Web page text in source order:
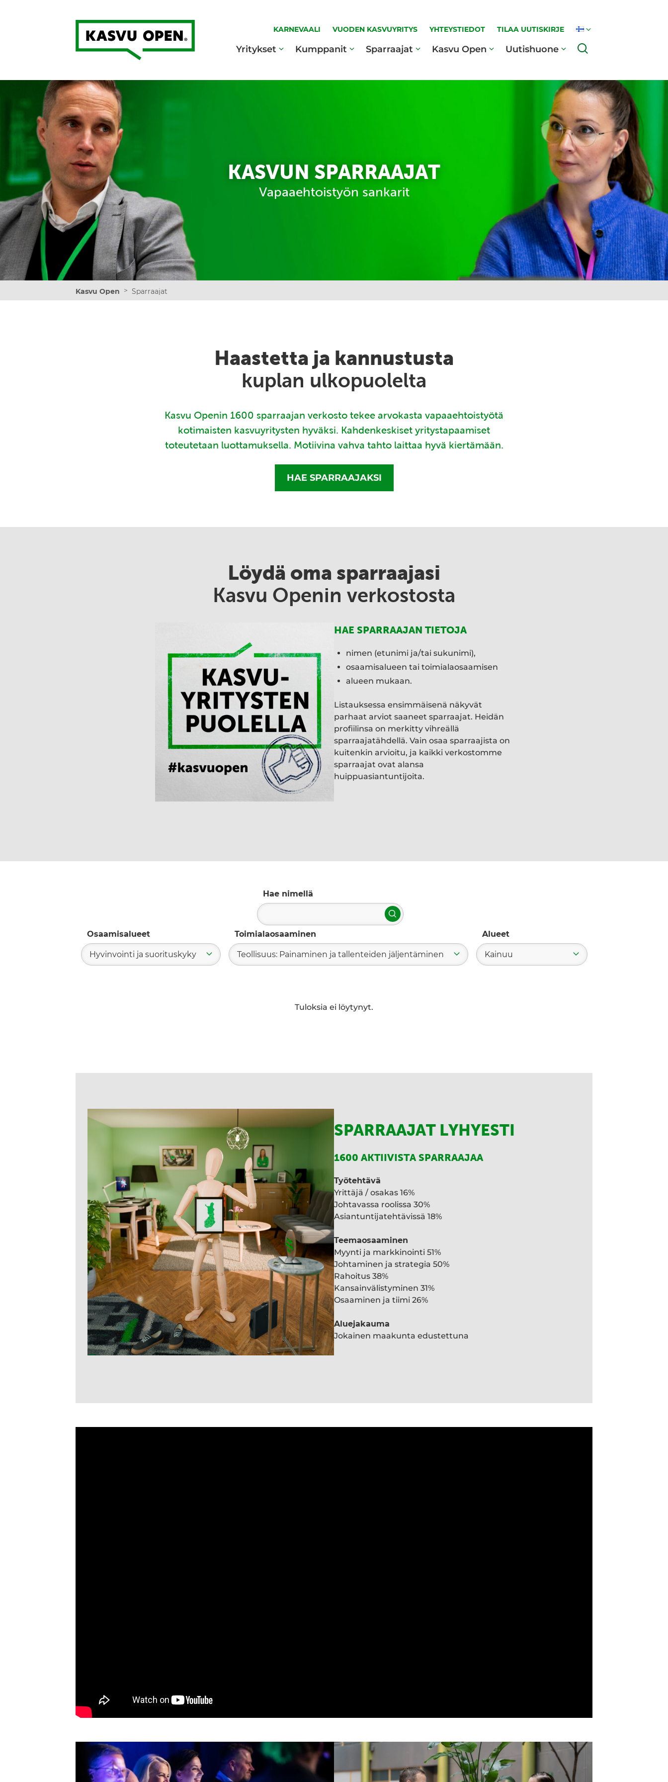
Kasvu Open
KARNEVAALI VUODEN KASVUYRITYS YHTEYSTIEDOT TILAA UUTISKIRJE
Yritykset Kumppanit Sparraajat Kasvu Open Uutishuone
KASVUN SPARRAAJAT
Vapaaehtoistyön sankarit
Kasvu Open > Sparraajat
Haastetta ja kannustusta
kuplan ulkopuolelta
Kasvu Openin 1600 sparraajan verkosto tekee arvokasta vapaaehtoistyötä
kotimaisten kasvuyritysten hyväksi. Kahdenkeskiset yritystapaamiset
toteutetaan luottamuksella. Motiivina vahva tahto laittaa hyvä kiertämään.
HAE SPARRAAJAKSI
Löydä oma sparraajasi
Kasvu Openin verkostosta
HAE SPARRAAJAN TIETOJA
nimen (etunimi ja/tai sukunimi),
osaamisalueen tai toimialaosaamisen
alueen mukaan.
Listauksessa ensimmäisenä näkyvät
parhaat arviot saaneet sparraajat. Heidän
profiilinsa on merkitty vihreällä
sparraajatähdellä. Vain osaa sparraajista on
kuitenkin arvioitu, ja kaikki verkostomme
sparraajat ovat alansa
huippuasiantuntijoita.
Hae nimellä
Hae
Osaamisalueet
Hyvinvointi ja suorituskyky
Toimialaosaaminen
Teollisuus: Painaminen ja tallenteiden jäljentäminen
Alueet
Kainuu
Tuloksia ei löytynyt.
SPARRAAJAT LYHYESTI
1600 AKTIIVISTA SPARRAAJAA
Työtehtävä
Yrittäjä / osakas 16%
Johtavassa roolissa 30%
Asiantuntijatehtävissä 18%
Teemaosaaminen
Myynti ja markkinointi 51%
Johtaminen ja strategia 50%
Rahoitus 38%
Kansainvälistyminen 31%
Osaaminen ja tiimi 26%
Aluejakauma
Jokainen maakunta edustettuna